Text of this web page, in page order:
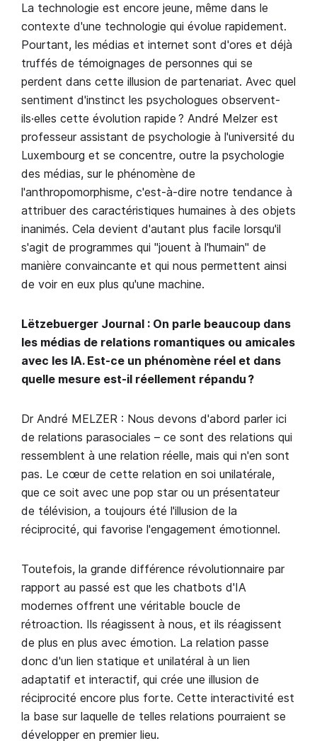
La technologie est encore jeune, même dans le
contexte d'une technologie qui évolue rapidement.
Pourtant, les médias et internet sont d'ores et déjà
truffés de témoignages de personnes qui se
perdent dans cette illusion de partenariat. Avec quel
sentiment d'instinct les psychologues observent-
ils·elles cette évolution rapide ? André Melzer est
professeur assistant de psychologie à l'université du
Luxembourg et se concentre, outre la psychologie
des médias, sur le phénomène de
l'anthropomorphisme, c'est-à-dire notre tendance à
attribuer des caractéristiques humaines à des objets
inanimés. Cela devient d'autant plus facile lorsqu'il
s'agit de programmes qui "jouent à l'humain" de
manière convaincante et qui nous permettent ainsi
de voir en eux plus qu'une machine.
Lëtzebuerger Journal : On parle beaucoup dans
les médias de relations romantiques ou amicales
avec les IA. Est-ce un phénomène réel et dans
quelle mesure est-il réellement répandu ?
Dr André MELZER : Nous devons d'abord parler ici
de relations parasociales – ce sont des relations qui
ressemblent à une relation réelle, mais qui n'en sont
pas. Le cœur de cette relation en soi unilatérale,
que ce soit avec une pop star ou un présentateur
de télévision, a toujours été l'illusion de la
réciprocité, qui favorise l'engagement émotionnel.
Toutefois, la grande différence révolutionnaire par
rapport au passé est que les chatbots d'IA
modernes offrent une véritable boucle de
rétroaction. Ils réagissent à nous, et ils réagissent
de plus en plus avec émotion. La relation passe
donc d'un lien statique et unilatéral à un lien
adaptatif et interactif, qui crée une illusion de
réciprocité encore plus forte. Cette interactivité est
la base sur laquelle de telles relations pourraient se
développer en premier lieu.